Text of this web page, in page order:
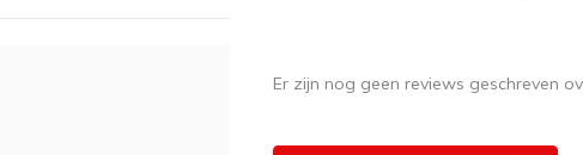
Er zijn nog geen reviews geschreven